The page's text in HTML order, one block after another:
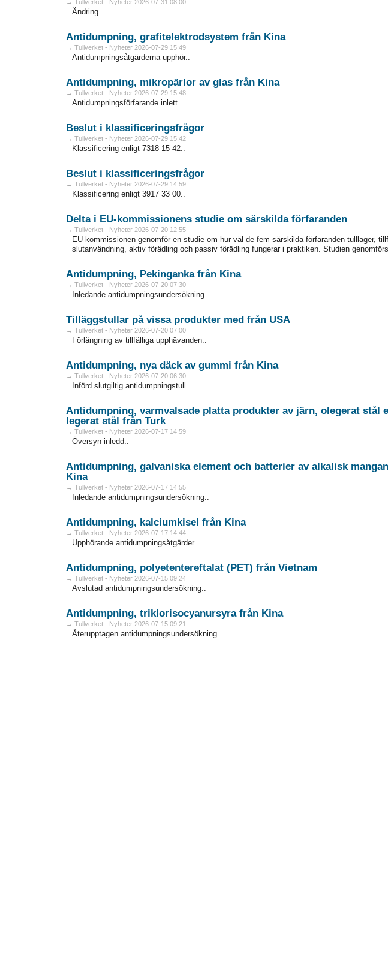
→ Tullverket - Nyheter 2026-07-31 08:00
Ändring..
Antidumpning, grafitelektrodsystem från Kina
→ Tullverket - Nyheter 2026-07-29 15:49
Antidumpningsåtgärderna upphör..
Antidumpning, mikropärlor av glas från Kina
→ Tullverket - Nyheter 2026-07-29 15:48
Antidumpningsförfarande inlett..
Beslut i klassificeringsfrågor
→ Tullverket - Nyheter 2026-07-29 15:42
Klassificering enligt 7318 15 42..
Beslut i klassificeringsfrågor
→ Tullverket - Nyheter 2026-07-29 14:59
Klassificering enligt 3917 33 00..
Delta i EU-kommissionens studie om särskilda förfaranden
→ Tullverket - Nyheter 2026-07-20 12:55
EU-kommissionen genomför en studie om hur väl de fem särskilda förfaranden tulllager,
slutanvändning, aktiv förädling och passiv förädling fungerar i praktiken. Studien
Antidumpning, Pekinganka från Kina
→ Tullverket - Nyheter 2026-07-20 07:30
Inledande antidumpningsundersökning..
Tilläggstullar på vissa produkter med från USA
→ Tullverket - Nyheter 2026-07-20 07:00
Förlängning av tillfälliga upphävanden..
Antidumpning, nya däck av gummi från Kina
→ Tullverket - Nyheter 2026-07-20 06:30
Införd slutgiltig antidumpningstull..
Antidumpning, varmvalsade platta produkter av järn, olegerat stål
legerat stål från Turk
→ Tullverket - Nyheter 2026-07-17 14:59
Översyn inledd..
Antidumpning, galvaniska element och batterier av alkalisk
Kina
→ Tullverket - Nyheter 2026-07-17 14:55
Inledande antidumpningsundersökning..
Antidumpning, kalciumkisel från Kina
→ Tullverket - Nyheter 2026-07-17 14:44
Upphörande antidumpningsåtgärder..
Antidumpning, polyetentereftalat (PET) från Vietnam
→ Tullverket - Nyheter 2026-07-15 09:24
Avslutad antidumpningsundersökning..
Antidumpning, triklorisocyanursyra från Kina
→ Tullverket - Nyheter 2026-07-15 09:21
Återupptagen antidumpningsundersökning..